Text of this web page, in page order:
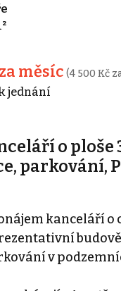
měsíc (4 500 Kč
jednání
o ploše
parkování,
kanceláří o
v